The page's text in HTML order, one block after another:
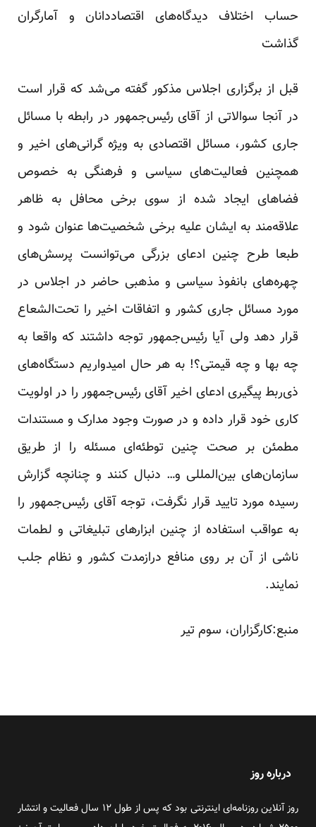
حساب اختلاف دیدگاه‌های اقتصاددانان و آمارگران
گذاشت
قبل از برگزاری اجلاس مذکور گفته می‌شد که قرار است
در آنجا سوالاتی از آقای رئیس‌جمهور در رابطه با مسائل
‏جاری کشور، مسائل اقتصادی به ویژه گرانی‌های اخیر و
همچنین فعالیت‌های سیاسی و فرهنگی به خصوص
فضاهای ‏ایجاد شده از سوی برخی محافل به ظاهر
علاقه‌مند به ایشان علیه برخی شخصیت‌ها عنوان شود و
طبعا طرح چنین ‏ادعای بزرگی می‌توانست پرسش‌های
چهره‌های بانفوذ سیاسی و مذهبی حاضر در اجلاس در
مورد مسائل جاری کشور ‏و اتفاقات اخیر را تحت‌الشعاع
قرار دهد ولی آیا رئیس‌جمهور توجه داشتند که واقعا به
چه بها و چه قیمتی؟! به هر حال ‏امیدواریم دستگاه‌های
ذی‌ربط پیگیری ادعای اخیر آقای رئیس‌جمهور را در اولویت
کاری خود قرار داده و در صورت ‏وجود مدارک و مستندات
مطمئن بر صحت چنین توطئه‌ای مسئله را از طریق
سازمان‌های بین‌المللی و… دنبال کنند و ‏چنانچه گزارش
رسیده مورد تایید قرار نگرفت، توجه آقای رئیس‌جمهور را
به عواقب استفاده از چنین ابزارهای ‏تبلیغاتی و لطمات
ناشی از آن بر روی منافع درازمدت کشور و نظام جلب
نمایند.‏
منبع:کارگزاران، سوم تیر ‏
درباره روز
روز آنلاین روزنامه‌ای اینترنتی بود که پس از طول ۱۲ سال فعالیت و انتشار